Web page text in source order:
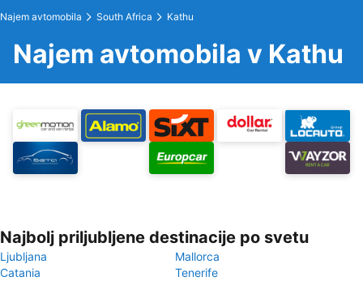
Najem avtomobila South Africa Kathu
Najem avtomobila v Kathu
Najbolj priljubljene destinacije po svetu
Ljubljana
Mallorca
Catania
Tenerife